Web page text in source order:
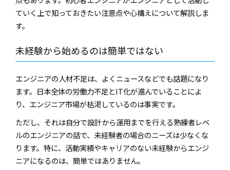
ていく上で知っておきたい注意点や心構えについて解説しま
す。
未経験から始めるのは簡単ではない
エンジニアの人材不足は、よくニュースなどでも話題になり
ます。日本全体の労働力不足とIT化が進んでいることによ
り、エンジニア市場が枯渇しているのは事実です。
ただし、それは自分で設計から運用までを行える熟練者レベ
ルのエンジニアの話で、未経験者の場合のニーズは少なくな
ります。特に、活動実績やキャリアのない未経験からエンジ
ニアになるのは、簡単ではありません。